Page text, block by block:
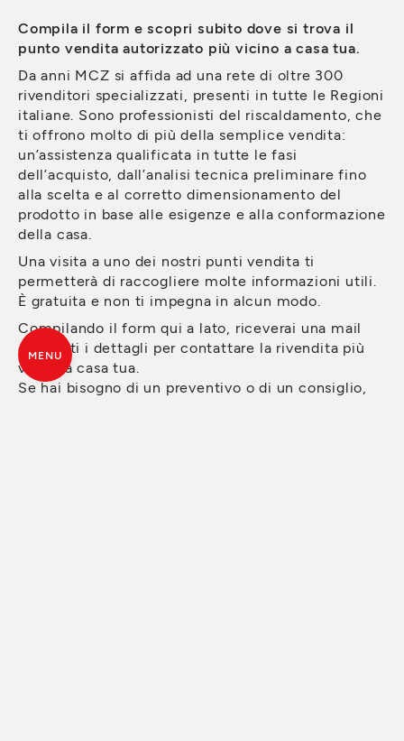
Compila il form e scopri subito dove si trova il
punto vendita autorizzato più vicino a casa tua.
Da anni MCZ si affida ad una rete di oltre 300
rivenditori specializzati, presenti in tutte le Regioni
italiane. Sono professionisti del riscaldamento, che
ti offrono molto di più della semplice vendita:
un’assistenza qualificata in tutte le fasi
dell’acquisto, dall’analisi tecnica preliminare fino
alla scelta e al corretto dimensionamento del
prodotto in base alle esigenze e alla conformazione
della casa.
Una visita a uno dei nostri punti vendita ti
permetterà di raccogliere molte informazioni utili.
È gratuita e non ti impegna in alcun modo.
Compilando il form qui a lato, riceverai una mail
con tutti i dettagli per contattare la rivendita più
vicina a casa tua.
Se hai bisogno di un preventivo o di un consiglio,
MENU